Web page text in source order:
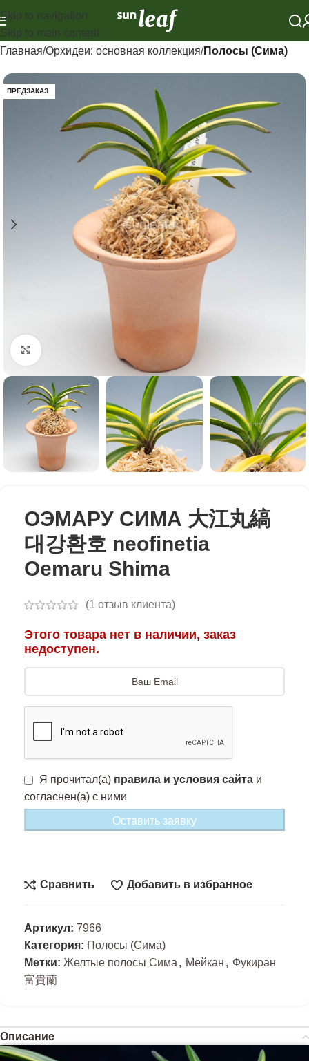
Skip to navigation
Skip to main content
Главная Орхидеи: основная коллекция Полосы (Сима)
ПРЕДЗАКАЗ
Click to enlarge
ОЭМАРУ СИМА 大江丸縞
대강환호 neofinetia
Oemaru Shima
(1 отзыв клиента)
Этого товара нет в наличии, заказ
недоступен.
Я прочитал(а) правила и условия сайта и
согласнен(а) с ними
Оставить заявку
Сравнить Добавить в избранное
Артикул: 7966
Категория: Полосы (Сима)
Метки: Желтые полосы Сима , Мейкан , Фукиран
富貴蘭
Описание